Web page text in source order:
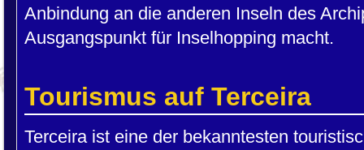
Anbindung an die anderen Inseln des
Ausgangspunkt für Inselhopping macht.
Tourismus auf Terceira
Terceira ist eine der bekanntesten